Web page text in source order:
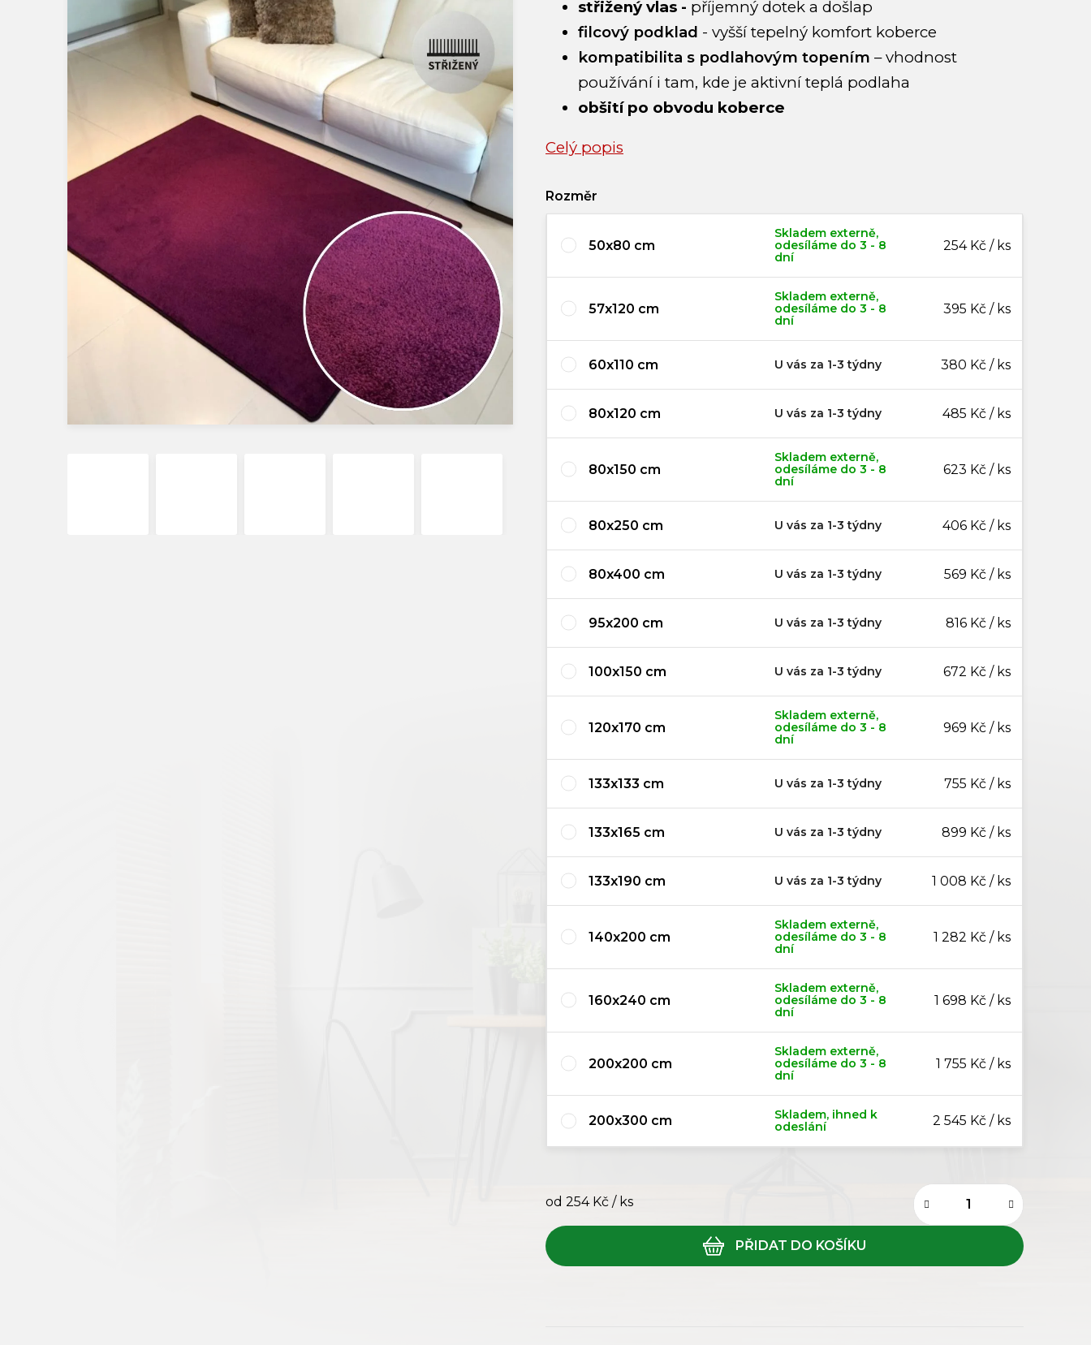
střižený vlas - příjemný dotek a došlap
filcový podklad - vyšší tepelný komfort koberce
kompatibilita s podlahovým topením – vhodnost
používání i tam, kde je aktivní teplá podlaha
obšití po obvodu koberce
Celý popis
Rozměr
50x80 cm
Skladem externě,
odesíláme do 3 - 8
dní
254 Kč / ks
57x120 cm
Skladem externě,
odesíláme do 3 - 8
dní
395 Kč / ks
60x110 cm U vás za 1-3 týdny 380 Kč / ks
80x120 cm U vás za 1-3 týdny 485 Kč / ks
80x150 cm
Skladem externě,
odesíláme do 3 - 8
dní
623 Kč / ks
80x250 cm U vás za 1-3 týdny 406 Kč / ks
80x400 cm U vás za 1-3 týdny 569 Kč / ks
95x200 cm U vás za 1-3 týdny 816 Kč / ks
100x150 cm U vás za 1-3 týdny 672 Kč / ks
120x170 cm
Skladem externě,
odesíláme do 3 - 8
dní
969 Kč / ks
133x133 cm U vás za 1-3 týdny 755 Kč / ks
133x165 cm U vás za 1-3 týdny 899 Kč / ks
133x190 cm U vás za 1-3 týdny 1 008 Kč / ks
140x200 cm
Skladem externě,
odesíláme do 3 - 8
dní
1 282 Kč / ks
160x240 cm
Skladem externě,
odesíláme do 3 - 8
dní
1 698 Kč / ks
200x200 cm
Skladem externě,
odesíláme do 3 - 8
dní
1 755 Kč / ks
200x300 cm
Skladem, ihned k
odeslání
2 545 Kč / ks
od 254 Kč / ks